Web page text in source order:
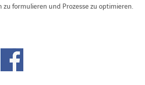
zu formulieren und Prozesse zu optimieren.